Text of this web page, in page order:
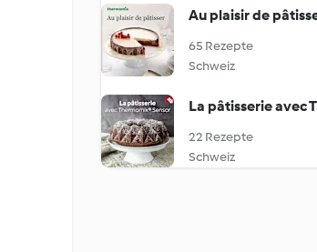
Au plaisir de
65 Rezepte
Schweiz
La pâtisserie avec
22 Rezepte
Schweiz